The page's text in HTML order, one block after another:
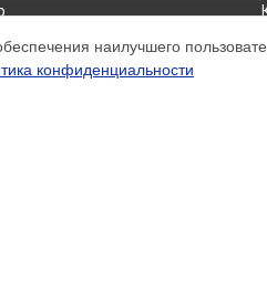
наилучшего
конфиденциальности